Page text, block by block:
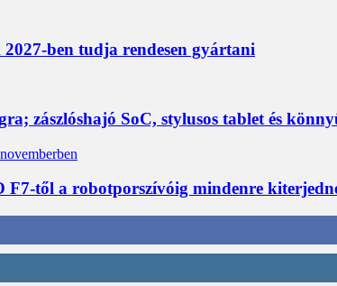
ben tudja rendesen gyártani
zászlóshajó SoC, stylusos tablet és
től a robotporszívóig mindenre